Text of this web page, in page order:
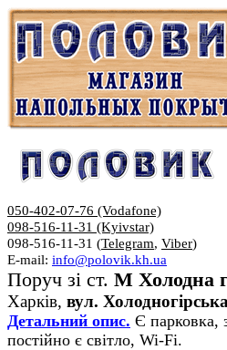
050-402-07-76 (Vodafone)
098-516-11-31 (Kyivstar)
098-516-11-31 (Telegram, Viber)
E-mail: info@polovik.kh.ua
Поруч зі ст. М Холодна
Харків, вул.
Детальний опис. Є парковка,
постійно є світло, Wi-Fi.